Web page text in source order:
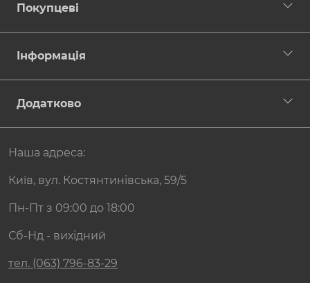
Покупцеві
Інформація
Додатково
Наша адреса:
Київ, вул. Костянтинівська, 59/5
Пн-Пт з 09:00 до 18:00
Сб-Нд - вихідний
тел. (063) 796-83-29